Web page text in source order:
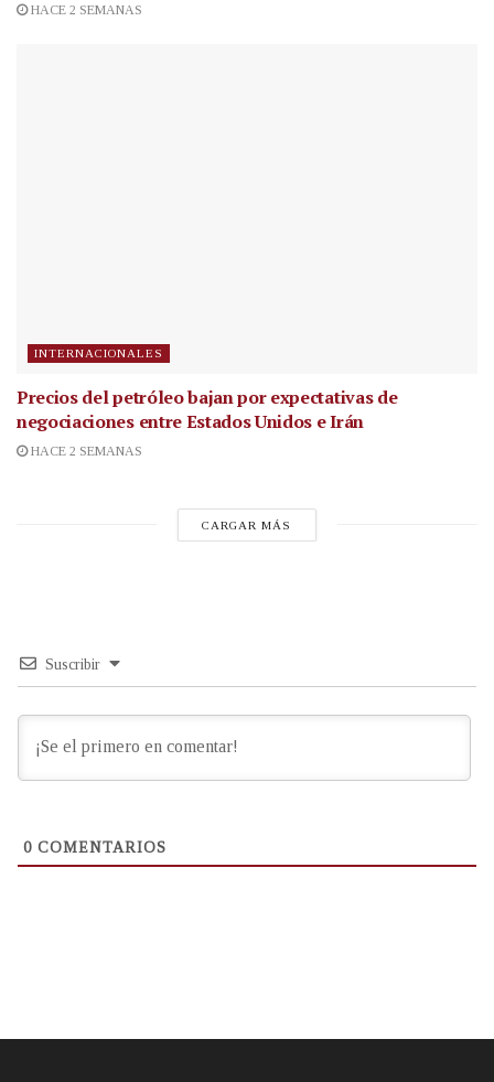
HACE 2 SEMANAS
INTERNACIONALES
Precios del petróleo bajan por expectativas de
negociaciones entre Estados Unidos e Irán
HACE 2 SEMANAS
CARGAR MÁS
Suscribir
0 COMENTARIOS